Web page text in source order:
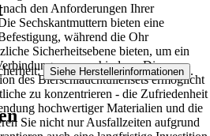
den Anforderungen Ihrer
Sechskantmuttern bieten eine
während die Ohr
Sicherheitsebene bieten, um ein
zu verhindern. Die
des Bierschlauchtüllensets ermöglicht
zu konzentrieren - die Zufriedenheit
hochwertiger Materialien und die
Sie nicht nur Ausfallzeiten aufgrund
Siehe Herstellerinformationen .